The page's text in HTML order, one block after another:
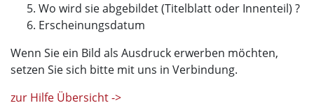
Wo wird sie abgebildet (Titelblatt oder Innenteil) ?
Erscheinungsdatum
Wenn Sie ein Bild als Ausdruck erwerben möchten,
setzen Sie sich bitte mit uns in Verbindung.
zur Hilfe Übersicht ->